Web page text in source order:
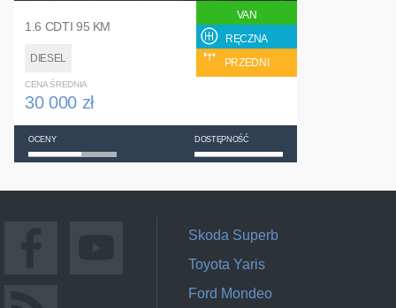
1.6 CDTI 95 KM
DIESEL
VAN
RĘCZNA
PRZEDNI
CENA ŚREDNIA
30 000 zł
OCENY DOSTĘPNOŚĆ
Skoda Superb
Toyota Yaris
Ford Mondeo